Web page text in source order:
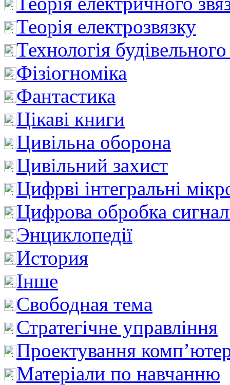
Теорія електрозвязку
Технологія
Фізіогноміка
Фантастика
Цікаві книги
Цивільна оборона
Цивільний захист
Цифрві інтегральні
Цифрова обробка
Энциклопедії
История
Інше
Свободная тема
Стратегічне управління
Проектування
Матеріали по навчанню